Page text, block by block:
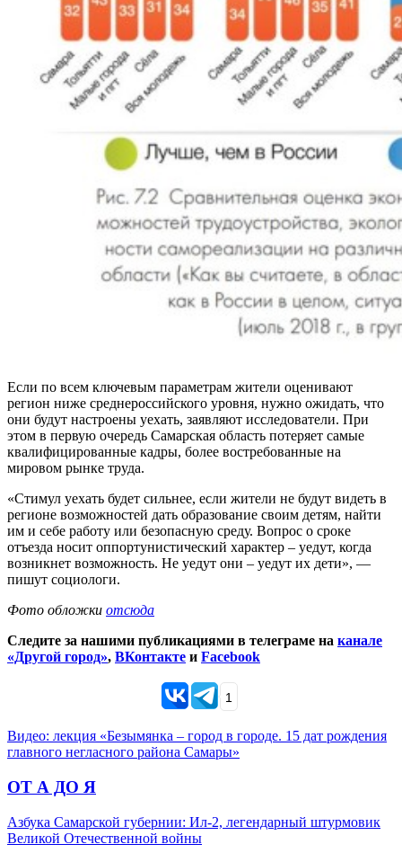
Если по всем ключевым параметрам жители оценивают
регион ниже среднероссийского уровня, нужно ожидать, что
они будут настроены уехать, заявляют исследователи. При
этом в первую очередь Самарская область потеряет самые
квалифицированные кадры, более востребованные на
мировом рынке труда.
«Стимул уехать будет сильнее, если жители не будут видеть в
регионе возможностей дать образование своим детям, найти
им и себе работу или безопасную среду. Вопрос о сроке
отъезда носит оппортунистический характер – уедут, когда
возникнет возможность. Не уедут они – уедут их дети», —
пишут социологи.
Фото обложки отсюда
Следите за нашими публикациями в телеграме на канале
«Другой город», ВКонтакте и Facebook
1
Видео: лекция «Безымянка – город в городе. 15 дат рождения
главного негласного района Самары»
ОТ А ДО Я
Азбука Самарской губернии: Ил-2, легендарный штурмовик
Великой Отечественной войны